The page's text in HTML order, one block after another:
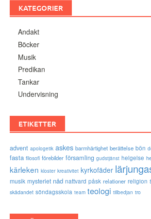
KATEGORIER
Andakt
Böcker
Musik
Predikan
Tankar
Undervisning
ETIKETTER
advent apologetik askes barmhärtighet berättelse bön
fasta filosofi förebilder församling gudstjänst helgelse
kärleken kloster kreativitet kyrkofäder
musik mysteriet nåd nattvard påsk relationer religion
skådandet söndagsskola team teologi tillbedjan tro